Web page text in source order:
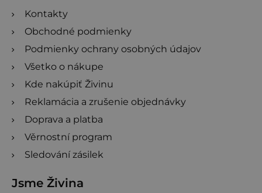
Kontakty
Obchodné podmienky
Podmienky ochrany osobných údajov
Všetko o nákupe
Kde nakúpiť Živinu
Reklamácia a zrušenie objednávky
Doprava a platba
Věrnostní program
Sledování zásilek
Jsme Živina